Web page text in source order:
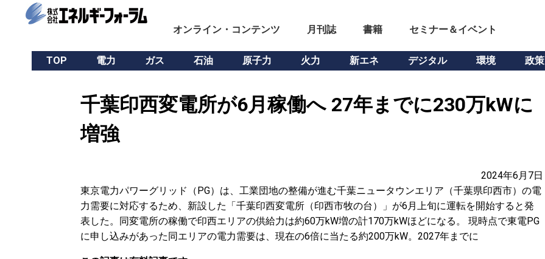
オンライン・コンテンツ 月刊誌 書籍 セミナー＆イベント
TOP 電力 ガス 石油 原子力 火力 新エネ デジタル 環境 政策
千葉印西変電所が6月稼働へ 27年までに230万kWに
増強
2024年6月7日
東京電力パワーグリッド（PG）は、工業団地の整備が進む千葉ニュータウンエリア（千葉県印西市）の電
力需要に対応するため、新設した「千葉印西変電所（印西市牧の台）」が6月上旬に運転を開始すると発
表した。同変電所の稼働で印西エリアの供給力は約60万kW増の計170万kWほどになる。 現時点で東電PG
に申し込みがあった同エリアの電力需要は、現在の6倍に当たる約200万kW。2027年までに